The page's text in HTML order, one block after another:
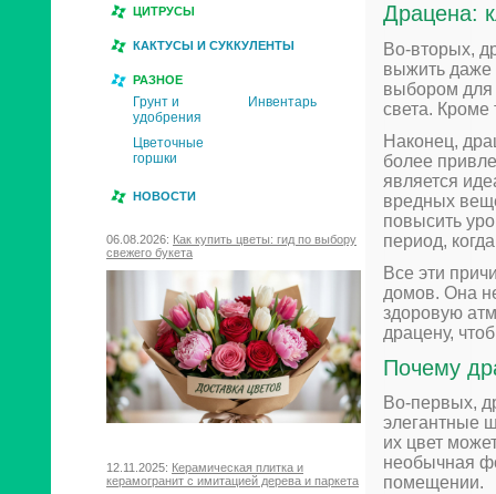
ЦИТРУСЫ
КАКТУСЫ И СУККУЛЕНТЫ
РАЗНОЕ
Грунт и
удобрения
Инвентарь
Цветочные
горшки
НОВОСТИ
06.08.2026: Как купить цветы: гид по выбору
свежего букета
12.11.2025: Керамическая плитка и
керамогранит с имитацией дерева и паркета
Драцена:
Во-вторых,
выжить даже
выбором для
света. Кроме
Наконец,
более
является
вредных
повысить
период,
Все эти
домов. Она
здоровую
драцену,
Почему
Во-первых,
элегантные
их цвет
необычная
помещении.